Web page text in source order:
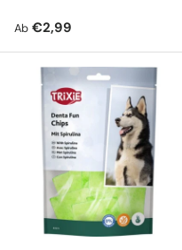
Normaler Preis
Ab €2,99